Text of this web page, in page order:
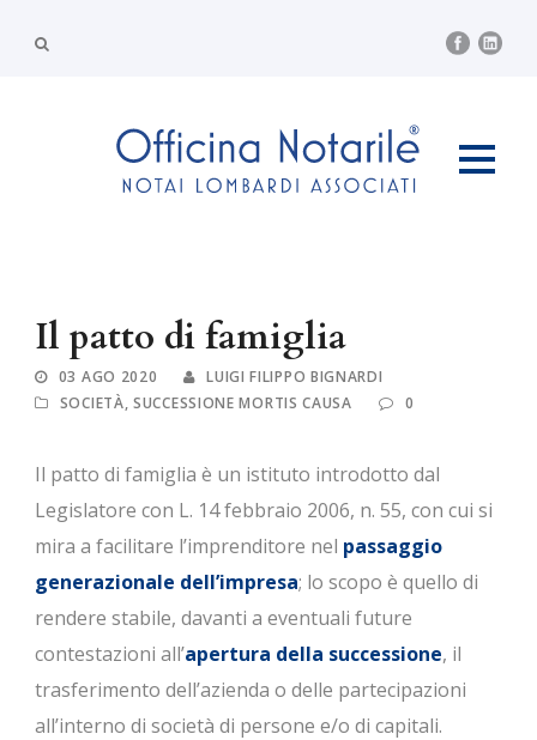
Il patto di famiglia
03 AGO 2020
LUIGI FILIPPO BIGNARDI
SOCIETÀ, SUCCESSIONE MORTIS CAUSA 0
Il patto di famiglia è un istituto introdotto dal
Legislatore con L. 14 febbraio 2006, n. 55, con cui si
mira a facilitare l’imprenditore nel passaggio
generazionale dell’impresa; lo scopo è quello di
rendere stabile, davanti a eventuali future
contestazioni all’apertura della successione, il
trasferimento dell’azienda o delle partecipazioni
all’interno di società di persone e/o di capitali.